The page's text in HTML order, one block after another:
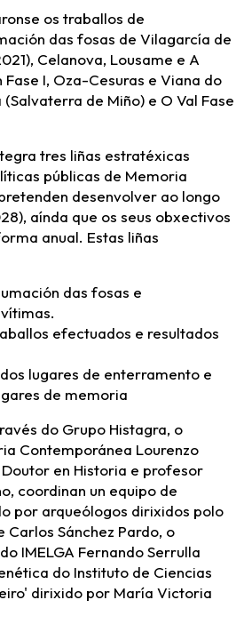
os traballos de
das fosas de Vilagarcía de
Celanova, Lousame e A
I, Oza-Cesuras e Viana do
de Miño) e O Val Fase
tres liñas estratéxicas
públicas de Memoria
desenvolver ao longo
aínda que os seus obxectivos
anual. Estas liñas
das fosas e
efectuados e resultados
lugares de enterramento e
de memoria
do Grupo Histagra, o
Contemporánea Lourenzo
en Historia e profesor
coordinan un equipo de
por arqueólogos dirixidos polo
Carlos Sánchez Pardo, o
IMELGA Fernando Serrulla
do Instituto de Ciencias
dirixido por María Victoria